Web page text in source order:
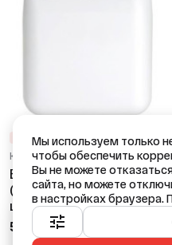
СНИЖЕНИЕ ЦЕН ЛИКВИДАЦИЯ
Код: 88670
Бойлер FRESH 10л O
(надмоечный 1,2 кВт,
ш300в350г280)
5 282,52 ₽
Ваш город —
Мы используем только
чтобы обеспечить
Вы не можете
сайта, но можете
в настройках браузера.